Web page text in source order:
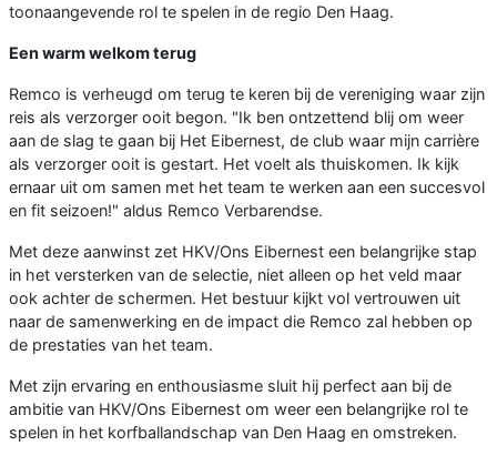
toonaangevende rol te spelen in de regio Den Haag.
Een warm welkom terug
Remco is verheugd om terug te keren bij de vereniging waar zijn
reis als verzorger ooit begon. "Ik ben ontzettend blij om weer
aan de slag te gaan bij Het Eibernest, de club waar mijn carrière
als verzorger ooit is gestart. Het voelt als thuiskomen. Ik kijk
ernaar uit om samen met het team te werken aan een succesvol
en fit seizoen!" aldus Remco Verbarendse.
Met deze aanwinst zet HKV/Ons Eibernest een belangrijke stap
in het versterken van de selectie, niet alleen op het veld maar
ook achter de schermen. Het bestuur kijkt vol vertrouwen uit
naar de samenwerking en de impact die Remco zal hebben op
de prestaties van het team.
Met zijn ervaring en enthousiasme sluit hij perfect aan bij de
ambitie van HKV/Ons Eibernest om weer een belangrijke rol te
spelen in het korfballandschap van Den Haag en omstreken.